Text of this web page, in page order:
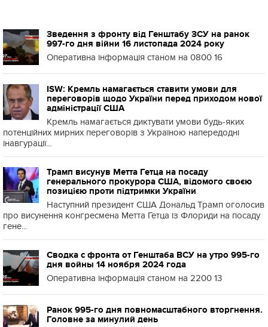
Зведення з фронту від Генштабу ЗСУ на ранок
997-го дня війни 16 листопада 2024 року
Оперативна інформація станом на 0800 16
ISW: Кремль намагається ставити умови для
переговорів щодо України перед приходом нової
адміністрації США
Кремль намагається диктувати умови будь-яких
потенційних мирних переговорів з Україною напередодні
інавгурації...
Трамп висунув Метта Гетца на посаду
генерального прокурора США, відомого своєю
позицією проти підтримки України
Наступний президент США Дональд Трамп оголосив
про висунення конгресмена Метта Гетца із Флориди на посаду
гене...
Сводка с фронта от Генштаба ВСУ на утро 995-го
дня войны 14 ноября 2024 года
Оперативна інформація станом на 2200 13
Ранок 995-го дня повномасштабного вторгнення.
Головне за минулий день